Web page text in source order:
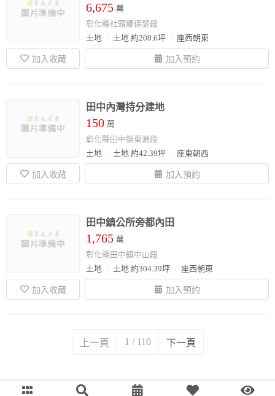
6,675 萬
彰化縣社頭鄉保黎段
土地
土地 約208.6坪 座西朝東
田中內灣持分建地
150 萬
彰化縣田中鎮東源段
土地
土地 約42.39坪 座東朝西
田中鎮公所旁都內田
1,765 萬
彰化縣田中鎮中山段
土地
土地 約304.39坪 座西朝東
上一頁 1 / 110 下一頁